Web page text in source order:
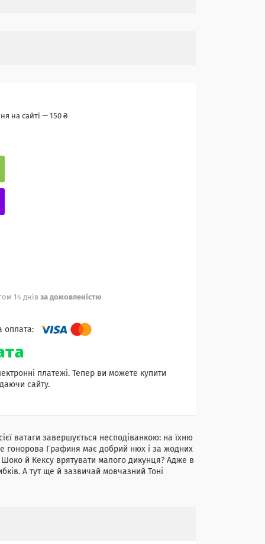
на сайті — 150 ₴
14 днів за домовленістю
платежі. Тепер ви можете купити
сайту.
ватаги завершується несподіванкою: на їхню
Графиня має добрий нюх і за жодних
Шоко й Кексу врятувати малого дикунця? Адже в
А тут ще й зазвичай мовчазний Тоні